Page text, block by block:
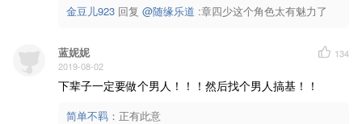
陷绝境 命危亡 责任支撑同航
天幕亮 撕新章 看清血色朝阳
优声由色出品
该广播剧描述的部门、人物、事件纯属虚构，与现实中的部门、人物、事件无关，如有雷同实属
金豆儿923 回复 @随缘乐道 :章四少这个角色太有魅力了
蓝妮妮
2019-08-02
134
下辈子一定要做个男人！！！然后找个男人搞基！！
简单不羁 ： 正有此意